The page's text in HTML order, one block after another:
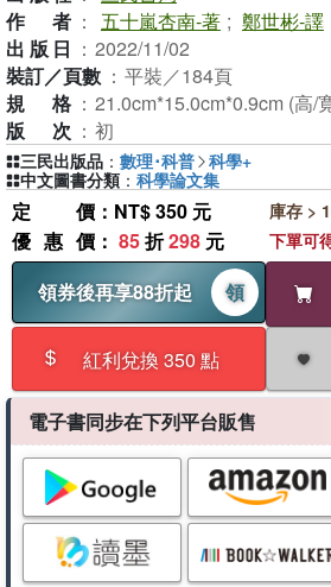
作者 ： 五十嵐杏南-著 ; 鄭世彬-譯
出版日 ： 2022/11/02
裝訂／頁數 ： 平裝／184頁
規格 ： 21.0cm*15.0cm*0.9cm (高/
版次 ： 初
定價 ：NT$ 350 元
優惠價 ： 85折298 元
領券後再享88折起
領
紅利兌換 350 點
庫存 >
下單可
三民出版品 ： 數理･科普 科學+
中文圖書分類 ： 科學論文集
電子書同步在下列平台販售